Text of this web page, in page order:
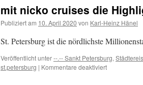
St.
mit nicko cruises die
Publiziert am 10. April 2020 von Karl-Heinz Hänel
St. Petersburg ist die nördlichste
Veröffentlicht unter--.-- Sankt Petersburg,
st.petersburg | Kommentare deaktiviertfür